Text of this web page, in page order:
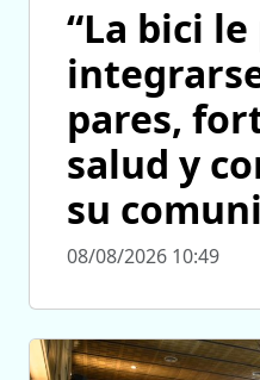
“La bici
pares,
salud y
su
08/08/2026 10:49